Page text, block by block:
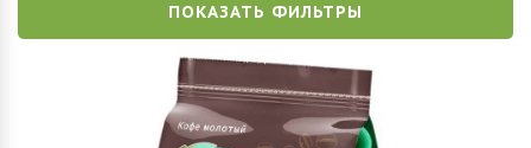
ПОКАЗАТЬ ФИЛЬТРЫ